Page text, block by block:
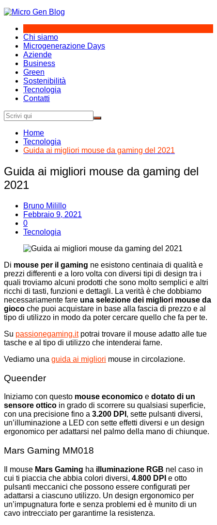
Salta
contenuto
Chi siamo
Microgenerazione Days
Aziende
Business
Green
Sostenibilità
Tecnologia
Contatti
Home
Tecnologia
Guida ai migliori mouse da gaming del 2021
Guida ai migliori mouse da gaming del
2021
Bruno Milillo
Febbraio 9, 2021
0
Tecnologia
Di mouse per il gaming ne esistono centinaia di qualità e
prezzi differenti e a loro volta con diversi tipi di design tra i
quali troviamo alcuni prodotti che sono molto semplici e altri
ricchi di tasti, funzioni e dettagli. La verità è che dobbiamo
necessariamente fare una selezione dei migliori mouse da
gioco che puoi acquistare in base alla fascia di prezzo e al
tipo di utilizzo in modo da poter cercare quello che fa per te.
Su passionegaming.itpotrai trovare il mouse adatto alle tue
tasche e al tipo di utilizzo che intenderai farne.
Vediamo una guida ai migliori mouse in circolazione.
Queender
Iniziamo con questo mouse economico e dotato di un
sensore ottico in grado di scorrere su qualsiasi superficie,
con una precisione fino a 3.200 DPI , sette pulsanti diversi,
un’illuminazione a LED con sette effetti diversi e un design
ergonomico per adattarsi nel palmo della mano di chiunque.
Mars Gaming MM018
Il mouse Mars Gaming ha illuminazione RGB nel caso in
cui ti piaccia che abbia colori diversi, 4.800 DPI e otto
pulsanti meccanici che possono essere configurati per
adattarsi a ciascuno utilizzo. Un design ergonomico per
un’impugnatura forte e senza problemi ed è munito di un
cavo intrecciato per garantirne la resistenza.